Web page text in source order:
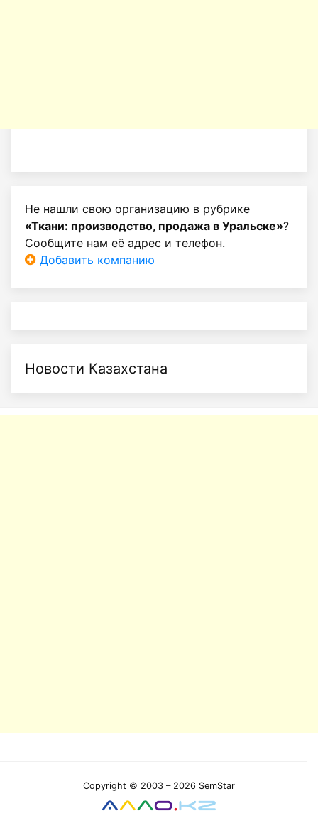
Не нашли свою организацию в рубрике
«Ткани: производство, продажа в Уральске»?
Сообщите нам её адрес и телефон.
Добавить компанию
Новости Казахстана
Copyright © 2003 – 2026 SemStar